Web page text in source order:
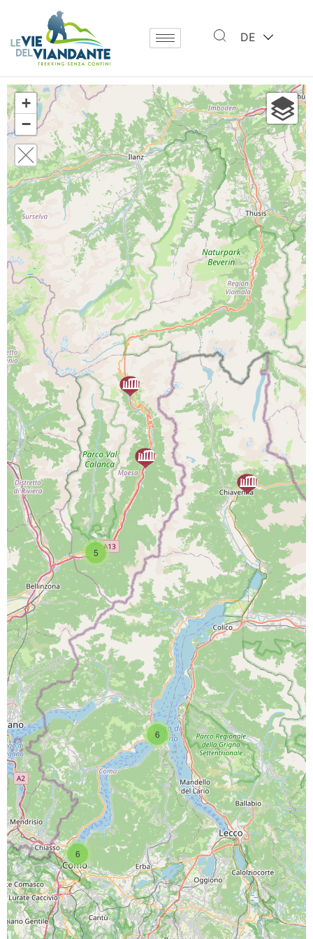
DE
6
6
5
+
−
PROGETTO CO-FINANZIATO DA:
CAPOFILA:
PARTNER DI PROGETTO:
SCARICA L'APP
PAGINE SOCIAL